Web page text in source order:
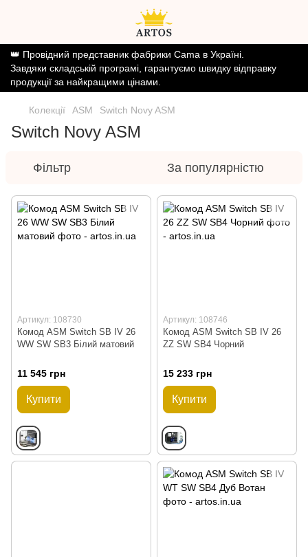
👑 Провідний представник фабрики Cama в Україні.
Завдяки складській програмі, гарантуємо швидку відправку
продукції за найкращими цінами.
Колекції ASM Switch Novy ASM
Switch Novy ASM
Фільтр За популярністю
Артикул: 108730
Комод ASM Switch SB IV 26
WW SW SB3 Білий матовий
11 545 грн
Купити
Артикул: 108746
Комод ASM Switch SB IV 26
ZZ SW SB4 Чорний
15 233 грн
Купити